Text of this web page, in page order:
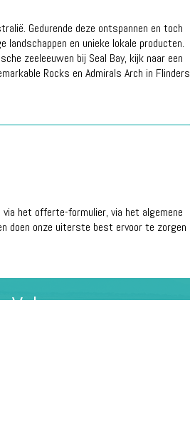
Gedurende deze ontspannen en toch
en unieke lokale producten.
zeeleeuwen bij Seal Bay, kijk naar een
Rocks en Admirals Arch in Flinders
het offerte-formulier, via het algemene
doen onze uiterste best ervoor te zorgen
Volg ons op